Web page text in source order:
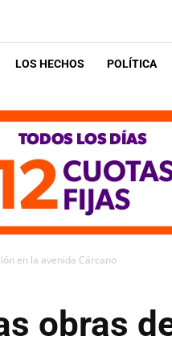
LOS HECHOS POLÍTICA
en la avenida Cárcano
obras